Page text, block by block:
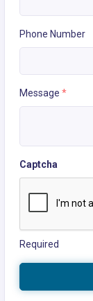
Phone Number
Message *
Captcha
Required